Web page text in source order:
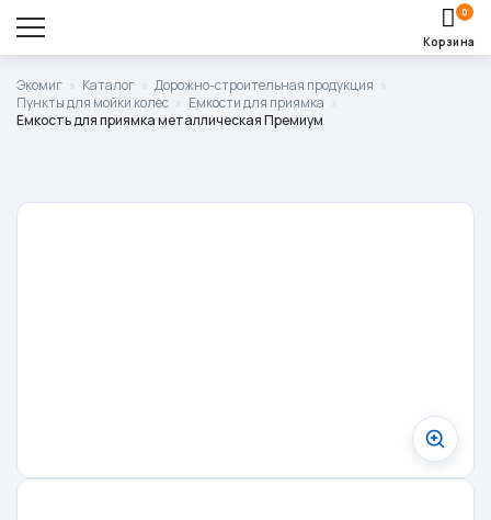
Оставить заявку
Корзина
0
Корзина пуста.
Экомиг » Каталог » Дорожно-строительная продукция »
Пункты для мойки колес » Емкости для приямка »
Емкость для приямка металлическая Премиум